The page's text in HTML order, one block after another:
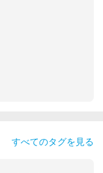
すべてのタグを見る